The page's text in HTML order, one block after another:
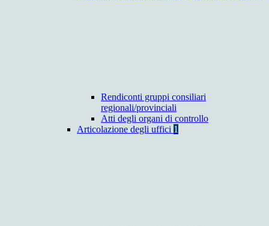
Rendiconti gruppi consiliari
regionali/provinciali
Atti degli organi di controllo
Articolazione degli uffici 1